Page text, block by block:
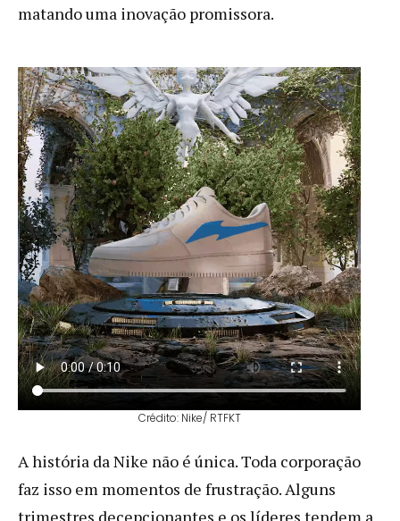
matando uma inovação promissora.
Crédito: Nike/ RTFKT
A história da Nike não é única. Toda corporação
faz isso em momentos de frustração. Alguns
trimestres decepcionantes e os líderes tendem a